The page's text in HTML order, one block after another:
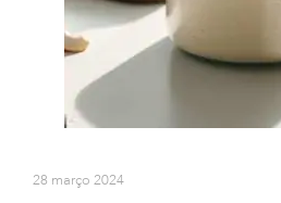
28 março 2024